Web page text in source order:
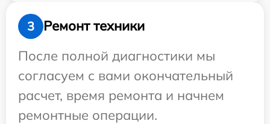
3
Ремонт техники
После полной диагностики мы
согласуем с вами окончательный
расчет, время ремонта и начнем
ремонтные операции.